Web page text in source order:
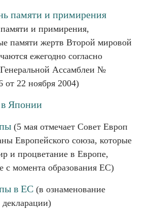
памяти и примирения
и примирения,
памяти жертв Второй мировой
ежегодно согласно
Ассамблеи №
от 22 ноября 2004)
Японии
(5 мая отмечает Совет Европ
Европейского союза, которые
и процветание в Европе,
с момента образования ЕС)
в ЕС (в ознаменование